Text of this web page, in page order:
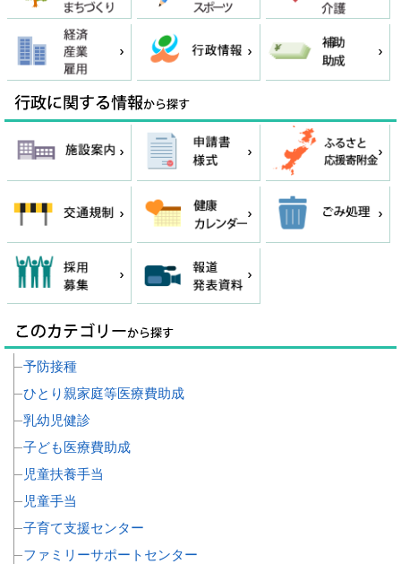
予防接種
ひとり親家庭等医療費助成
乳幼児健診
子ども医療費助成
児童扶養手当
児童手当
子育て支援センター
ファミリーサポートセンター